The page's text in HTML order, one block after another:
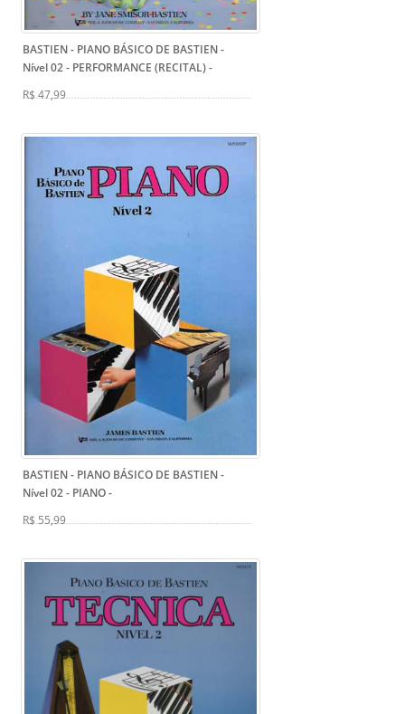
BASTIEN - PIANO BÁSICO DE BASTIEN -
Nível 02 - PERFORMANCE (RECITAL)-
R$ 47,99
BASTIEN - PIANO BÁSICO DE BASTIEN -
Nível 02 - PIANO-
R$ 55,99